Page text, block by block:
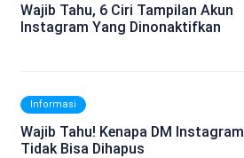
Wajib Tahu, 6 Ciri Tampilan Akun
Instagram Yang Dinonaktifkan
Informasi
Wajib Tahu! Kenapa DM Instagram
Tidak Bisa Dihapus